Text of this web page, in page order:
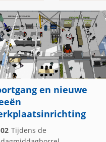
en nieuwe
Tijdens de